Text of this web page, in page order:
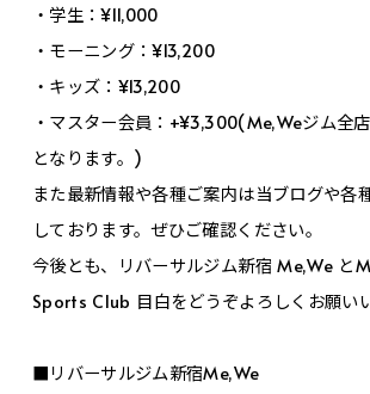
・学生：¥11,000
・モーニング：¥13,200
・キッズ：¥13,200
・マスター会員：+¥3,300(Me,Weジム全
となります。)
また最新情報や各種ご案内は当ブログや各
しております。ぜひご確認ください。
今後とも、リバーサルジム新宿 Me,We と
Sports Club 目白をどうぞよろしくお願い
■リバーサルジム新宿Me,We